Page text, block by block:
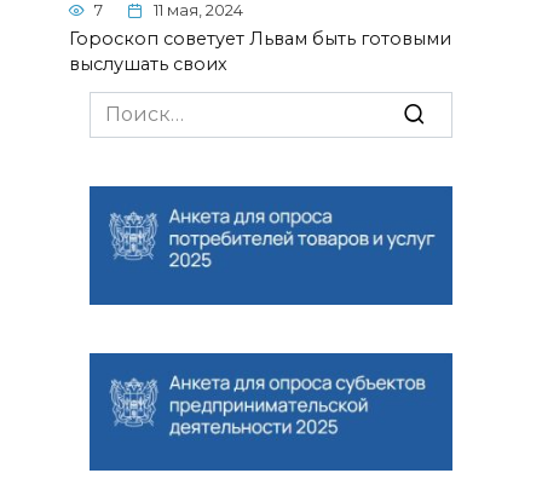
7 11 мая, 2024
Гороскоп советует Львам быть готовыми
выслушать своих
Search
for: